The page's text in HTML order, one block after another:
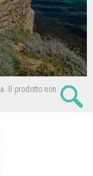
Il prodotto non